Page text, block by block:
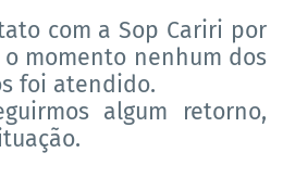
com a Sop Cariri por
momento nenhum dos
foi atendido.
algum retorno,